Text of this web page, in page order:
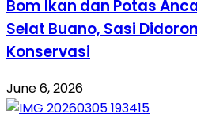
Bom Ikan dan Potas
Selat Buano, Sasi
Konservasi
June 6, 2026